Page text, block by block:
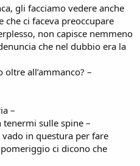
gli facciamo vedere anche
che ci faceva preoccupare
non capisce nemmeno
che nel dubbio era la
all’ammanco? –
–
sulle spine –
in questura per fare
ci dicono che